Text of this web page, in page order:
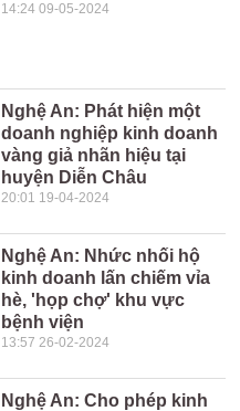
14:24 09-05-2024
Nghệ An: Phát hiện một
doanh nghiệp kinh doanh
vàng giả nhãn hiệu tại
huyện Diễn Châu
20:01 19-04-2024
Nghệ An: Nhức nhối hộ
kinh doanh lấn chiếm vỉa
hè, 'họp chợ' khu vực
bệnh viện
13:57 26-02-2024
Nghệ An: Cho phép kinh